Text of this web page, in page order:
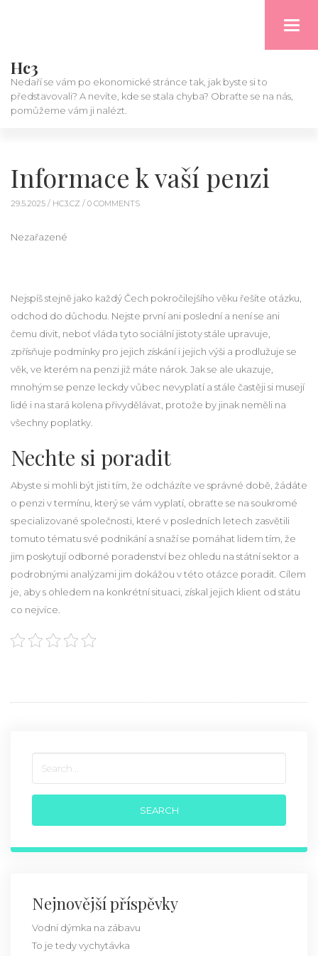
Hc3
Nedaří se vám po ekonomické stránce tak, jak byste si to
představovali? A nevíte, kde se stala chyba? Obraťte se na nás,
pomůžeme vám ji nalézt.
Informace k vaší penzi
29.5.2025 / HC3.CZ / 0 COMMENTS
Nezařazené
Nejspíš stejně jako každý Čech pokročilejšího věku řešíte otázku,
odchod do důchodu . Nejste první ani poslední a není se ani
čemu divit, neboť vláda tyto sociální jistoty stále upravuje,
zpřísňuje podmínky pro jejich získání i jejich výši a prodlužuje se
věk, ve kterém na penzi již máte nárok. Jak se ale ukazuje,
mnohým se penze leckdy vůbec nevyplatí a stále častěji si musejí
lidé i na stará kolena přivydělávat, protože by jinak neměli na
všechny poplatky.
Nechte si poradit
Abyste si mohli být jisti tím, že odcházíte ve správné době, žádáte
o penzi v termínu, který se vám vyplatí, obraťte se na soukromé
specializované společnosti, které v posledních letech zasvětili
tomuto tématu své podnikání a snaží se pomáhat lidem tím, že
jim poskytují odborné poradenství bez ohledu na státní sektor a
podrobnými analýzami jim dokážou v této otázce poradit. Cílem
je, aby s ohledem na konkrétní situaci, získal jejich klient od státu
co nejvíce.
Nejnovější příspěvky
Vodní dýmka na zábavu
To je tedy vychytávka